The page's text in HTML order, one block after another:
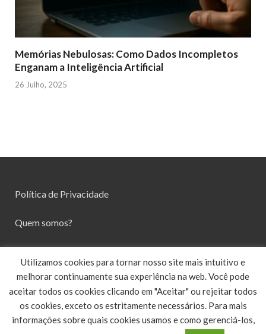
Memórias Nebulosas: Como Dados Incompletos
Enganam a Inteligência Artificial
26 Julho, 2025
Política de Privacidade
Quem somos?
Contato
Utilizamos cookies para tornar nosso site mais intuitivo e
melhorar continuamente sua experiência na web. Você pode
aceitar todos os cookies clicando em "Aceitar" ou rejeitar todos
os cookies, exceto os estritamente necessários. Para mais
informações sobre quais cookies usamos e como gerenciá-los,